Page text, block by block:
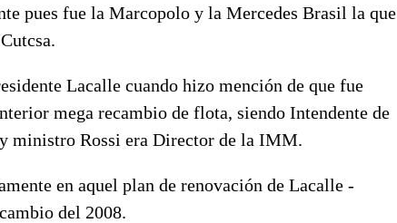
pues fue la Marcopolo y la Mercedes Brasil la que
Lacalle cuando hizo mención de que fue
mega recambio de flota, siendo Intendente de
ministro Rossi era Director de la IMM.
en aquel plan de renovación de Lacalle -
del 2008.